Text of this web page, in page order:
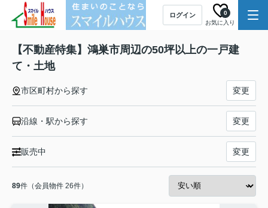
ログイン
お気に入り
0
【不動産特集】鴻巣市周辺の50坪以上の一戸建
て・土地
市区町村から探す 変更
沿線・駅から探す 変更
販売中 変更
89件（会員物件 26件）